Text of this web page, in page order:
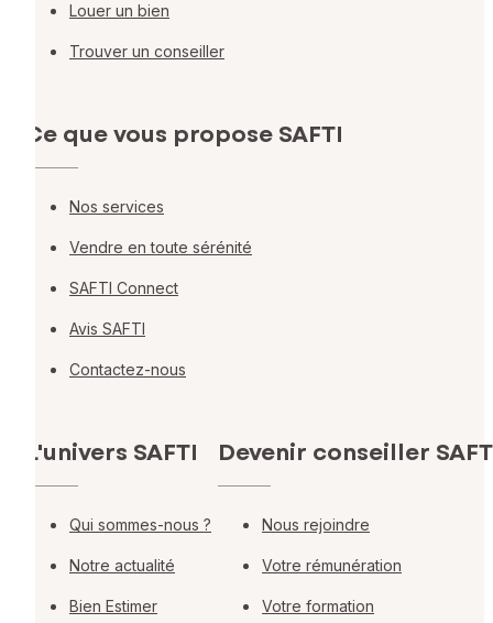
Louer un bien
Trouver un conseiller
Ce que vous propose SAFTI
Nos services
Vendre en toute sérénité
SAFTI Connect
Avis SAFTI
Contactez-nous
L'univers SAFTI
Qui sommes-nous ?
Notre actualité
Bien Estimer
Devenir conseiller
Nous rejoindre
Votre rémunération
Votre formation